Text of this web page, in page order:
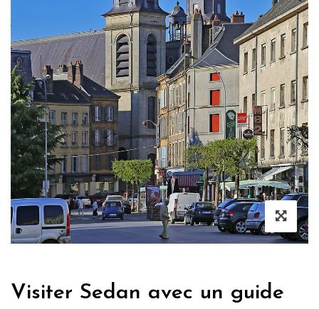
Visiter Sedan avec un guide